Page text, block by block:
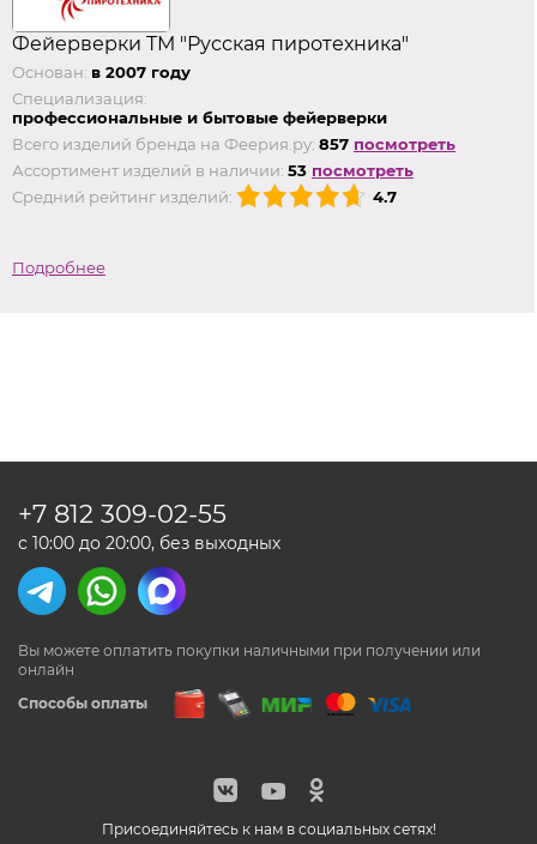
Фейерверки ТМ "Русская пиротехника"
Основан: в 2007 году
Специализация:
профессиональные и бытовые фейерверки
Всего изделий бренда на Феерия.ру: 857 посмотреть
Ассортимент изделий в наличии: 53 посмотреть
Средний рейтинг изделий:
4.7
Подробнее
Присоединяйтесь к нам в социальных сетях!
Способы оплаты
Вы можете оплатить покупки наличными при получении или
онлайн
+7 812 309-02-55
с 10:00 до 20:00, без выходных